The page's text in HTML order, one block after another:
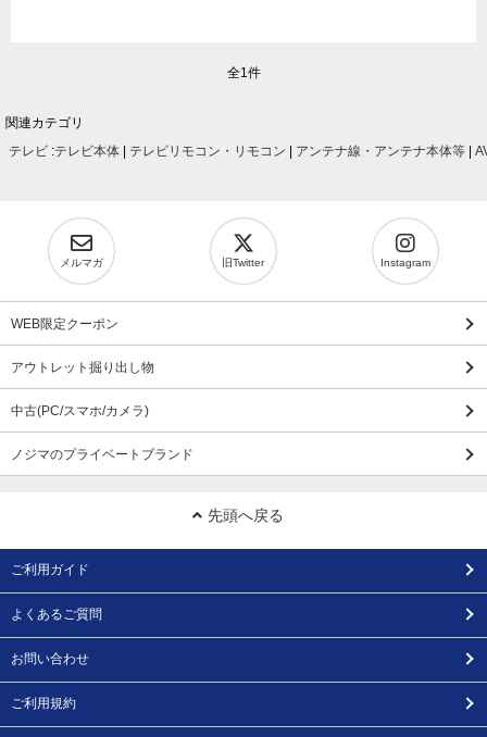
全1件
関連カテゴリ
テレビ :テレビ本体 テレビリモコン・リモコン アンテナ線・アンテナ本体等
メルマガ 旧Twitter Instagram
WEB限定クーポン
アウトレット掘り出し物
中古(PC/スマホ/カメラ)
ノジマのプライベートブランド
先頭へ戻る
ご利用ガイド
よくあるご質問
お問い合わせ
ご利用規約